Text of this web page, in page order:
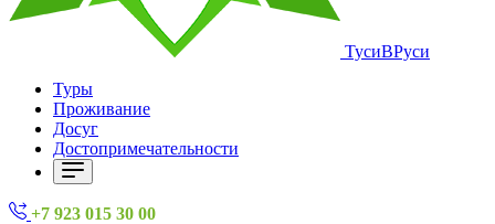
ТусиВРуси
Туры
Проживание
Досуг
Достопримечательности
+7 923 015 30 00